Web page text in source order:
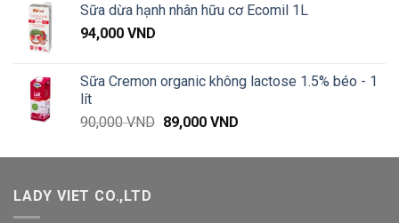
120,000 VND
Sữa dừa hạnh nhân hữu cơ Ecomil 1L
94,000 VND
Sữa Cremon organic không lactose 1.5% béo - 1
lít
90,000VND Giá
là:
89,000 VNDGiá
tại
LADY VIET CO.,LTD